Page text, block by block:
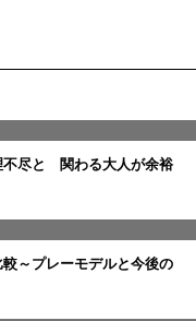
不尽と 関わる大人が余裕
～プレーモデルと今後の